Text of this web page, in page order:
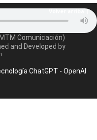
Comunicación)
and Developed by
ChatGPT - OpenAI